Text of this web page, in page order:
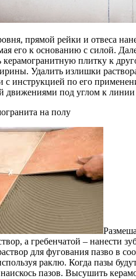
прямой рейки и отвеса
его к основанию с силой.
плитку к
Удалить излишки
с инструкцией по его
движениями под углом к линии
на полу
а гребенчатой – нанести
для фугования пазво в
раклю. Когда пазы
пазов. Высушить